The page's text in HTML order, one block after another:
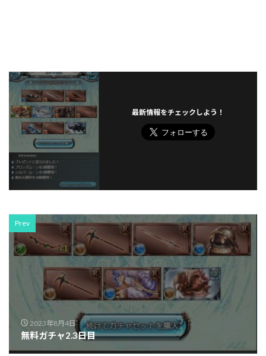
最新情報をチェックしよう！
Prev
2023年8月4日
無料ガチャ2.3日目